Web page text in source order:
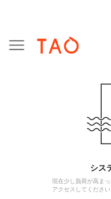
シス
現在少し負荷が高ま
アクセスしてくださ